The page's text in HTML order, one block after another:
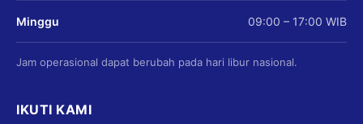
Minggu 09:00 – 17:00 WIB
Jam operasional dapat berubah pada hari libur nasional.
IKUTI KAMI